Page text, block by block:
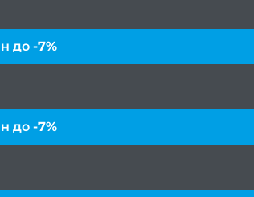
до -7%
до -7%